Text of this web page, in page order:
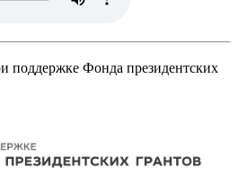
поддержке Фонда президентских